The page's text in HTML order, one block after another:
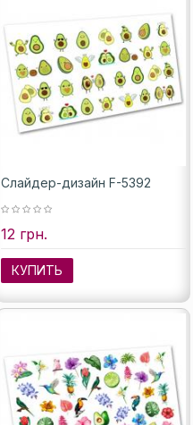
Слайдер-дизайн F-5392
12 грн.
КУПИТЬ